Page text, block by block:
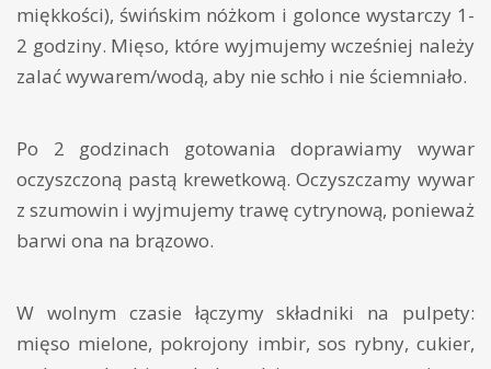
miękkości), świńskim nóżkom i golonce wystarczy 1-
2 godziny. Mięso, które wyjmujemy wcześniej należy
zalać wywarem/wodą, aby nie schło i nie ściemniało.
Po 2 godzinach gotowania doprawiamy wywar
oczyszczoną pastą krewetkową. Oczyszczamy wywar
z szumowin i wyjmujemy trawę cytrynową, ponieważ
barwi ona na brązowo.
W wolnym czasie łączymy składniki na pulpety:
mięso mielone, pokrojony imbir, sos rybny, cukier,